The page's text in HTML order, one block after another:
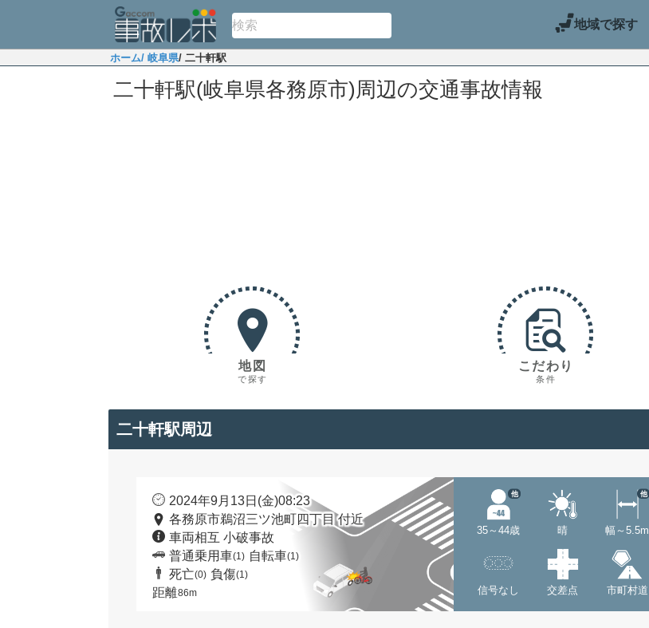
地域で探す
ホーム/ 岐阜県/ 二十軒駅
二十軒駅(岐阜県各務原市)周辺の交通事故情報
地図
で探す
こだわり
条件
二十軒駅周辺
2024年9月13日(金)08:23
各務原市鵜沼三ツ池町四丁目 付近
車両相互 小破事故
普通乗用車(1) 自転車(1)
死亡(0) 負傷(1)
距離86m
35～44歳
他
晴 幅～5.5m
他
信号なし 交差点 市町村道